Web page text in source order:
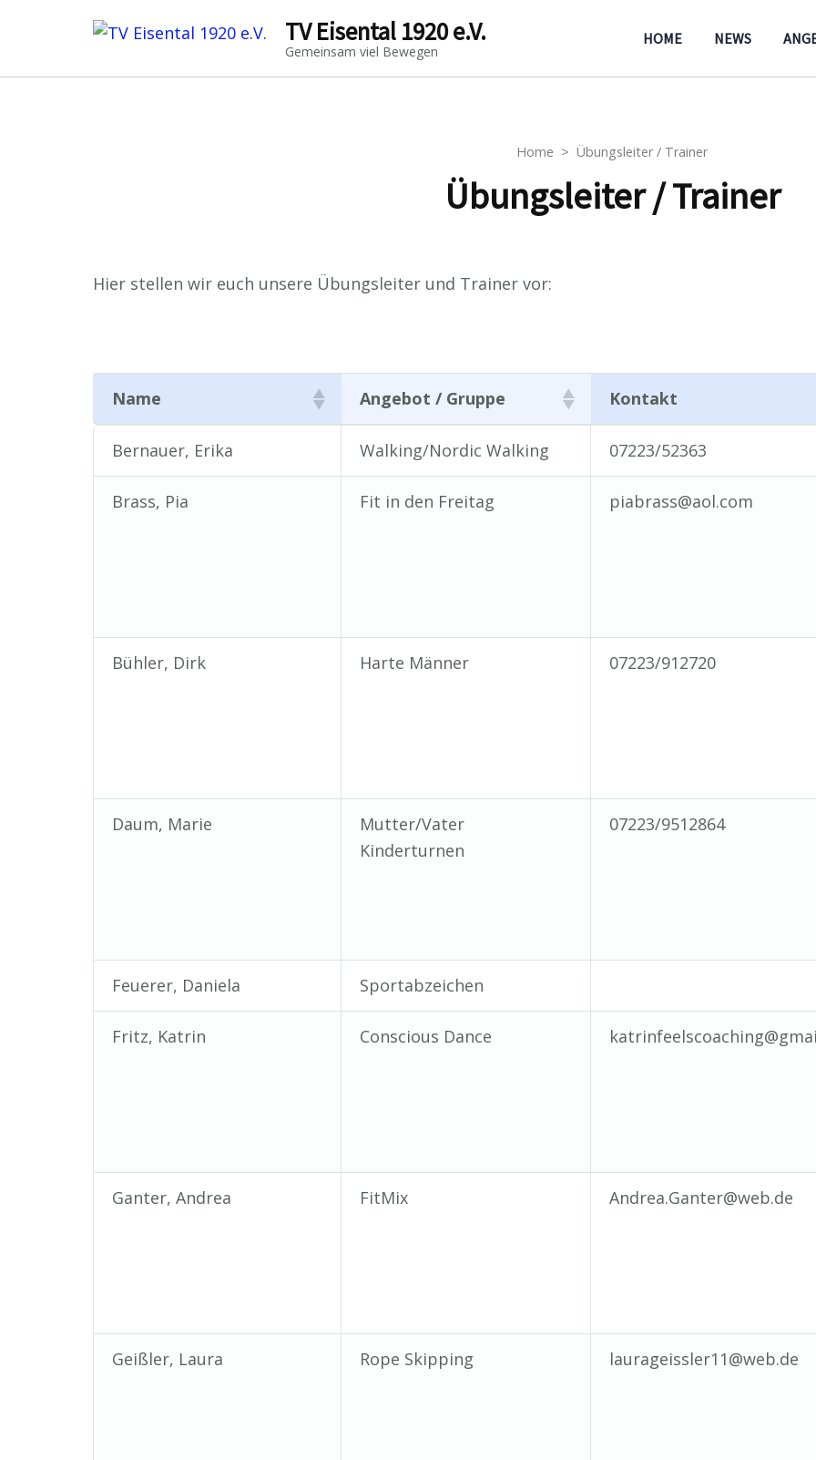
TV Eisental 1920 e.V.
Gemeinsam viel Bewegen
HOME NEWS
Home > Übungsleiter / Trainer
Übungsleiter / Trainer
Hier stellen wir euch unsere Übungsleiter und Trainer vor:
Name Angebot / Gruppe
Kontakt
Angebot / Gruppe
Bernauer, Erika Walking/Nordic Walking 07223/52363
Brass, Pia Fit in den Freitag piabrass@aol.com
Bühler, Dirk Harte Männer 07223/912720
Daum, Marie
Mutter/Vater
Kinderturnen
07223/9512864
Feuerer, Daniela Sportabzeichen
Fritz, Katrin Conscious Dance
Ganter, Andrea FitMix Andrea.Ganter@web.de
Geißler, Laura Rope Skipping laurageissler11@web.de